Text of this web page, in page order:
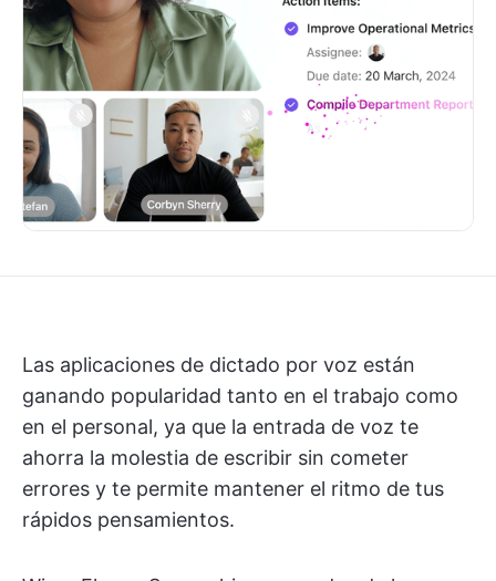
Las aplicaciones de dictado por voz están
ganando popularidad tanto en el trabajo como
en el personal, ya que la entrada de voz te
ahorra la molestia de escribir sin cometer
errores y te permite mantener el ritmo de tus
rápidos pensamientos.